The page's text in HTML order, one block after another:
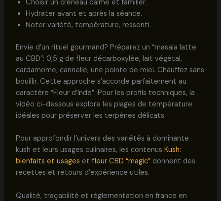
Choisir un créneau calme et familier.
Hydrater avant et après la séance.
Noter variété, température, ressenti.
Envie d’un rituel gourmand? Préparez un “masala latte
au CBD”: 0,5 g de fleur décarboxylée, lait végétal,
cardamome, cannelle, une pointe de miel. Chauffez sans
bouillir. Cette approche s’accorde parfaitement au
caractère “Fleur d’Inde”. Pour les profils techniques, la
vidéo ci-dessous explore les plages de température
idéales pour préserver les terpènes délicats.
Pour approfondir l’univers des variétés à dominante
kush et leurs usages culinaires, les contenus Kush:
bienfaits et usages et fleur CBD “magic”donnent des
recettes et retours d’expérience utiles.
Qualité, traçabilité et réglementation en france en